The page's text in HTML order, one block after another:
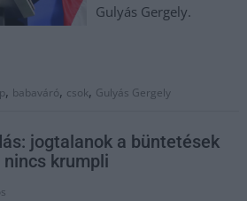
Gulyás Gergely.
, babaváró, csok, Gulyás Gergely
jogtalanok a büntetések
krumpli